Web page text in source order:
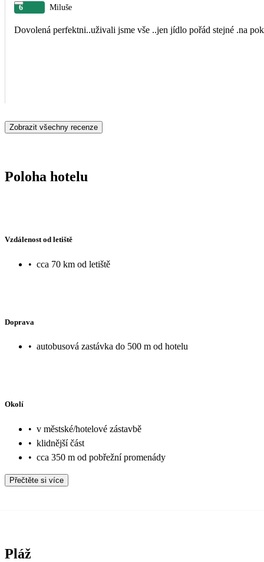
6 Miluše
Dovolená perfektni..uživali jsme vše ..jen jídlo pořád stejné .na
Zobrazit všechny recenze
Poloha hotelu
Vzdálenost od letiště
• cca 70 km od letiště
Doprava
• autobusová zastávka do 500 m od hotelu
Okolí
• v městské/hotelové zástavbě
• klidnější část
• cca 350 m od pobřežní promenády
Přečtěte si více
Pláž